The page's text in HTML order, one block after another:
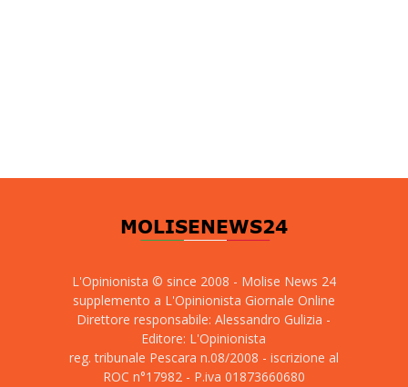
L'Opinionista © since 2008 - Molise News 24
supplemento a L'Opinionista Giornale Online
Direttore responsabile: Alessandro Gulizia -
Editore: L'Opinionista
reg. tribunale Pescara n.08/2008 - iscrizione al
ROC n°17982 - P.iva 01873660680